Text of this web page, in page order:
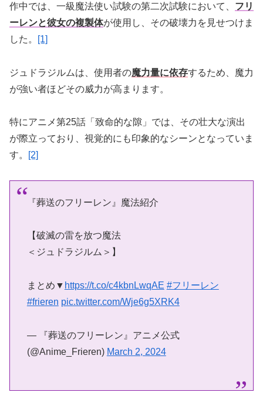
作中では、一級魔法使い試験の第二次試験において、 フリ
ーレンと彼女の複製体が使用し、その破壊力を見せつけま
した。
[1]
ジュドラジルムは、使用者の魔力量に依存するため、魔力
が強い者ほどその威力が高まります。
特にアニメ第25話「致命的な隙」では、その壮大な演出
が際立っており、視覚的にも印象的なシーンとなっていま
す。
[2]
『葬送のフリーレン』魔法紹介
【破滅の雷を放つ魔法
＜ジュドラジルム＞】
まとめ▼ https://t.co/c4kbnLwqAE #フリーレン
#frieren pic.twitter.com/Wje6g5XRK4
— 『葬送のフリーレン』アニメ公式
(@Anime_Frieren) March 2, 2024